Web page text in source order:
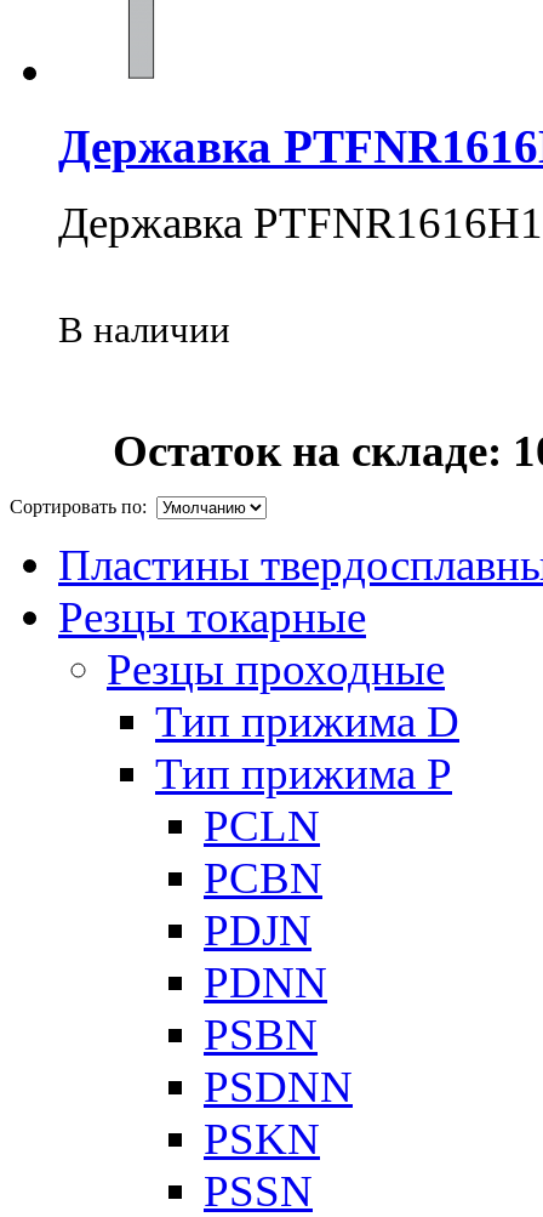
Державка
Державка
В наличии
Остаток на складе:
Сортировать по:
Пластины
Резцы токарные
Резцы проходные
Тип прижима D
Тип прижима P
PCLN
PCBN
PDJN
PDNN
PSBN
PSDNN
PSKN
PSSN